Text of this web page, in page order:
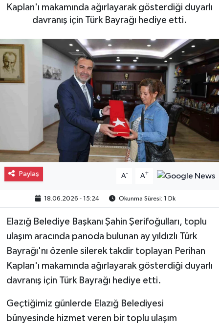
Kaplan'ı makamında ağırlayarak gösterdiği duyarlı
davranış için Türk Bayrağı hediye etti.
Paylaş A- A+
18.06.2026 - 15:24 Okunma Süresi: 1 Dk
Elazığ Belediye Başkanı Şahin Şerifoğulları, toplu
ulaşım aracında panoda bulunan ay yıldızlı Türk
Bayrağı'nı özenle silerek takdir toplayan Perihan
Kaplan'ı makamında ağırlayarak gösterdiği duyarlı
davranış için Türk Bayrağı hediye etti.
Geçtiğimiz günlerde Elazığ Belediyesi
bünyesinde hizmet veren bir toplu ulaşım
Magazin
Gayrimenkul
Spor